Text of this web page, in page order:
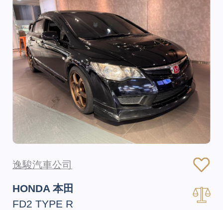
逸駿汽車公司
HONDA 本田
FD2 TYPE R